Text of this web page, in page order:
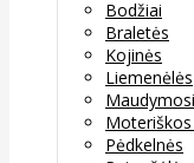
Bodžiai
Braletės
Kojinės
Liemenėlės
Pėdkelnės